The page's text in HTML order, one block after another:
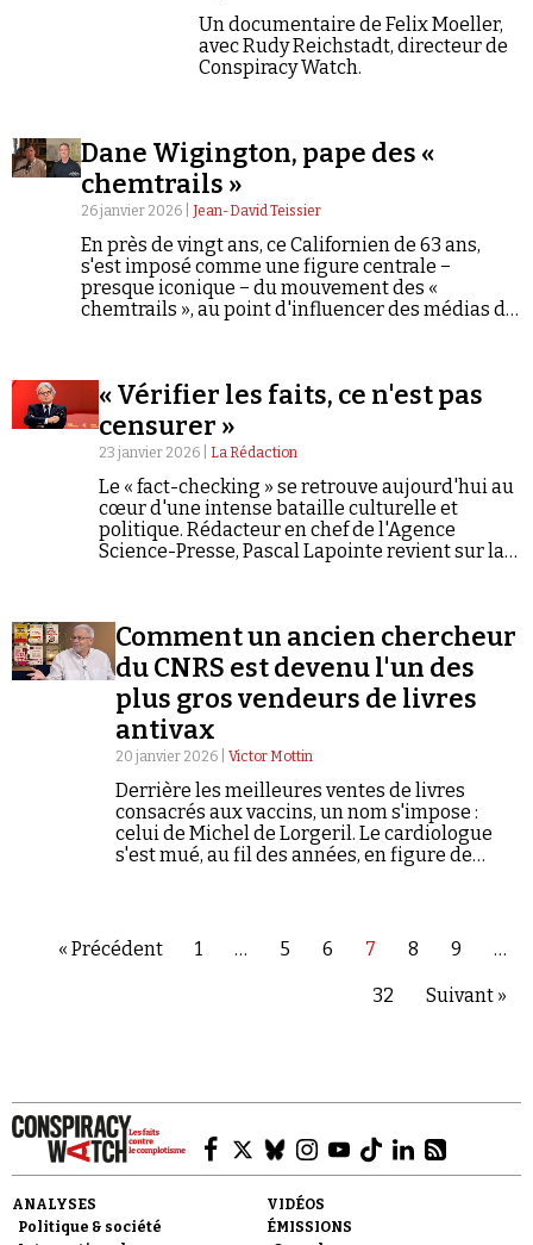
Un documentaire de Felix Moeller,
avec Rudy Reichstadt, directeur de
Conspiracy Watch.
Dane Wigington, pape des «
chemtrails »
26 janvier 2026 |Jean-David Teissier
En près de vingt ans, ce Californien de 63 ans,
s'est imposé comme une figure centrale −
presque iconique − du mouvement des «
chemtrails », au point d'influencer des médias de
visibilité jusqu'à s'inscrire dans le débat public.
« Vérifier les faits, ce n'est pas
censurer »
23 janvier 2026 | La Rédaction
Le « fact-checking » se retrouve aujourd'hui au
cœur d'une intense bataille culturelle et
politique. Rédacteur en chef de l'Agence
Science-Presse, Pascal Lapointe revient sur la
Comment un ancien chercheur
du CNRS est devenu l'un des
plus gros vendeurs de livres
antivax
20 janvier 2026 |Victor Mottin
Derrière les meilleures ventes de livres
consacrés aux vaccins, un nom s'impose :
celui de Michel de Lorgeril. Le cardiologue
s'est mué, au fil des années, en figure de
« Précédent 1 … 5 6 7 8 9 …
32 Suivant »
ANALYSES
Politique & société
VIDÉOS
ÉMISSIONS